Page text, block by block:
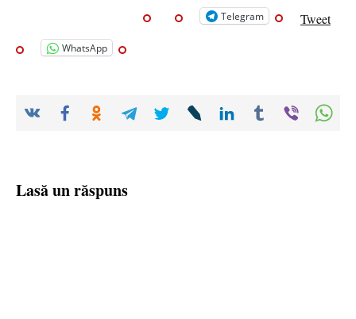
Telegram Tweet
WhatsApp
Lasă un răspuns